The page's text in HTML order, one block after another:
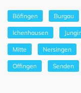
Böfingen Burgau
Ichenhausen
Mitte Nersingen
Offingen Senden